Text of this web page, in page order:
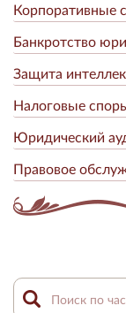
Корпоративные
Банкротство
Защита
Налоговые
Юридический
Правовое